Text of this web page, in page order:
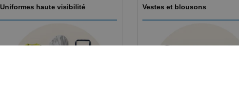
Uniformes haute visibilité Vestes et blousons